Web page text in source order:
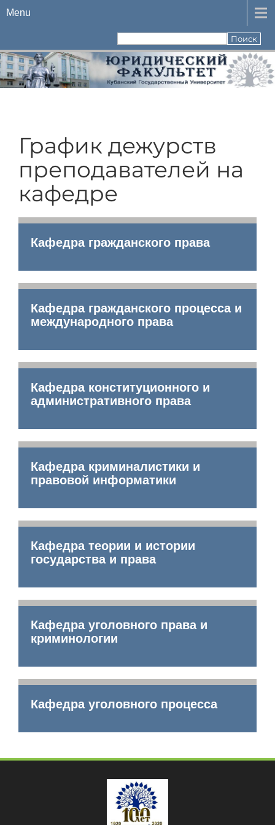
Menu
График дежурств
преподавателей на
кафедре
Кафедра гражданского права
Кафедра гражданского процесса и
международного права
Кафедра конституционного и
административного права
Кафедра криминалистики и
правовой информатики
Кафедра теории и истории
государства и права
Кафедра уголовного права и
криминологии
Кафедра уголовного процесса